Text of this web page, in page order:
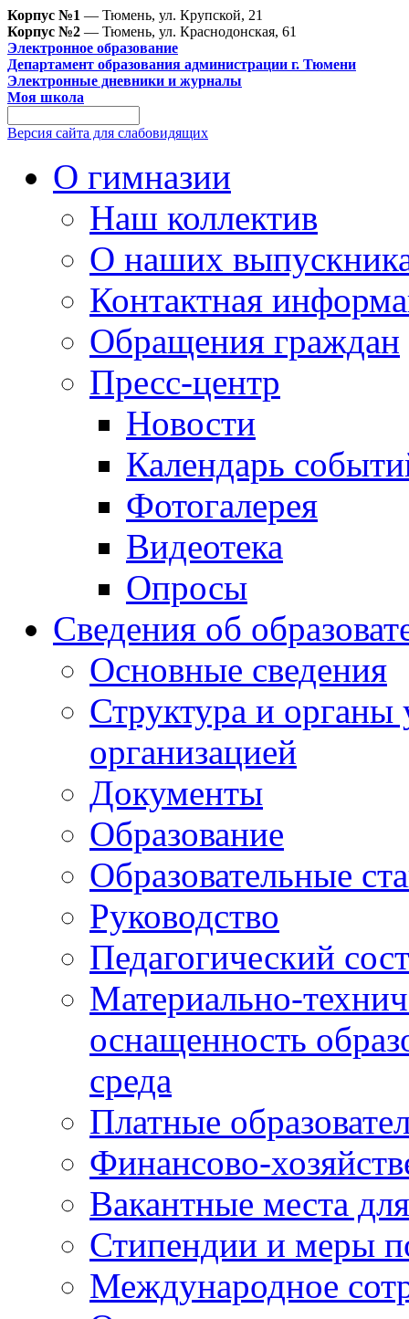
Корпус №1 — Тюмень, ул. Крупской, 21
Корпус №2 — Тюмень, ул. Краснодонская, 61
Электронное образование
Департамент образования администрации г. Тюмени
Электронные дневники и журналы
Моя школа
Версия сайта для слабовидящих
О гимназии
Наш коллектив
О наших
Контактная
Обращения граждан
Пресс-центр
Новости
Календарь
Фотогалерея
Видеотека
Опросы
Сведения об
Основные сведения
Структура и органы
организацией
Документы
Образование
Образовательные
Руководство
Педагогический
Материально-
оснащенность
среда
Платные
Финансово-
Вакантные места
Стипендии и меры
Международное